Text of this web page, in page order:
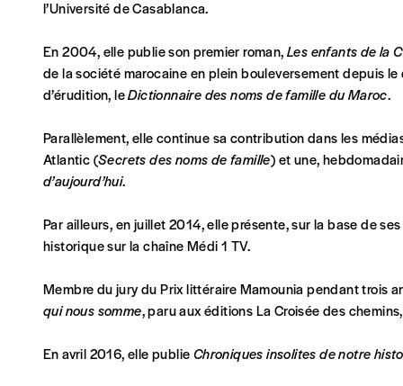
Abonnement
1 an = 5 numéros
20€*/an
*Prix indicatif, frais de port inclus
Je m'abonne à l'Imag
Format papier (livraison uniquement en
Format numérique
l’Université de Casablanca.
En 2004, elle publie son premier roman,Les enfants de la
de la société marocaine en plein bouleversement depuis
d’érudition, leDictionnaire des noms de famille du Maroc.
Parallèlement, elle continue sa contribution dans les
Atlantic (Secrets des noms de famille) et une,
d’aujourd’hui.
Par ailleurs, en juillet 2014, elle présente, sur la base de
historique sur la chaîne Médi 1 TV.
Membre du jury du Prix littéraire Mamounia pendant trois
qui nous somme, paru aux éditions La Croisée des
En avril 2016, elle publie Chroniques insolites de notre